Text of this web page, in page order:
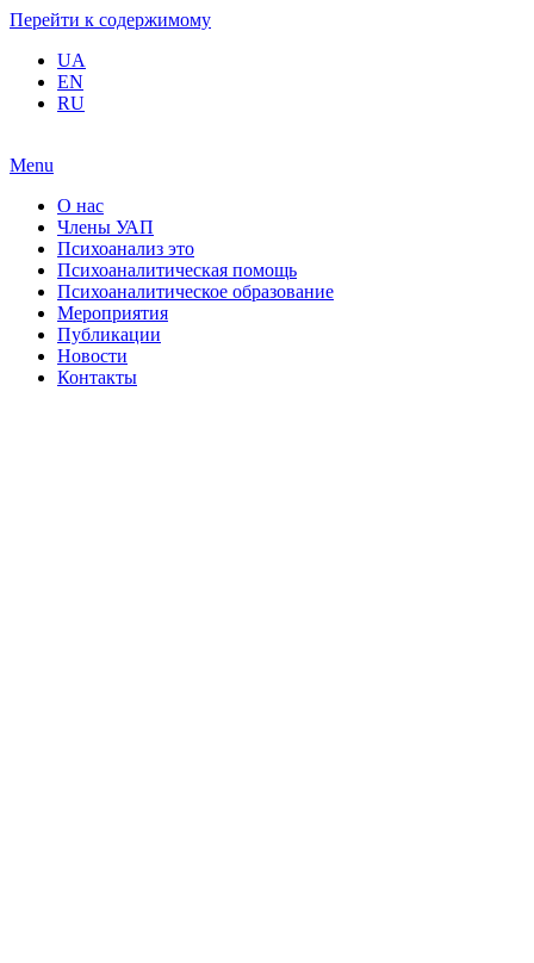
Перейти к содержимому
UA
EN
RU
Menu
О нас
Члены УАП
Психоанализ это
Психоаналитическая помощь
Психоаналитическое образование
Мероприятия
Публикации
Новости
Контакты